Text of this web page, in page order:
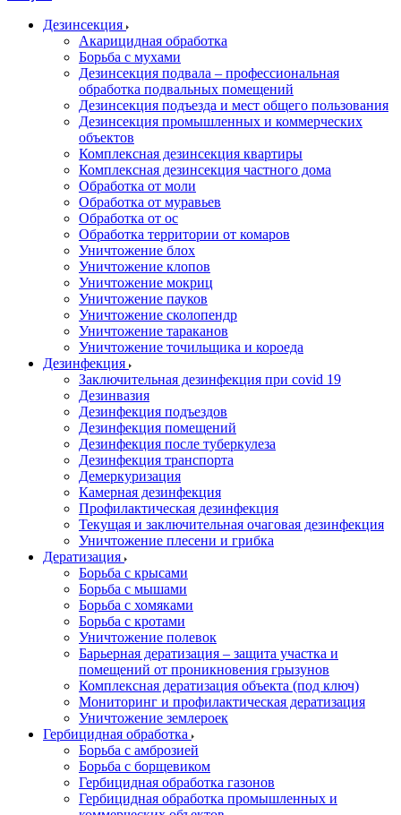
Дезинсекция
Акарицидная обработка
Борьба с мухами
Дезинсекция подвала – профессиональная
обработка подвальных помещений
Дезинсекция подъезда и мест общего пользования
Дезинсекция промышленных и коммерческих
объектов
Комплексная дезинсекция квартиры
Комплексная дезинсекция частного дома
Обработка от моли
Обработка от муравьев
Обработка от ос
Обработка территории от комаров
Уничтожение блох
Уничтожение клопов
Уничтожение мокриц
Уничтожение пауков
Уничтожение сколопендр
Уничтожение тараканов
Уничтожение точильщика и короеда
Дезинфекция
Заключительная дезинфекция при covid 19
Дезинвазия
Дезинфекция подъездов
Дезинфекция помещений
Дезинфекция после туберкулеза
Дезинфекция транспорта
Демеркуризация
Камерная дезинфекция
Профилактическая дезинфекция
Текущая и заключительная очаговая дезинфекция
Уничтожение плесени и грибка
Дератизация
Борьба с крысами
Борьба с мышами
Борьба с хомяками
Борьба с кротами
Уничтожение полевок
Барьерная дератизация – защита участка и
помещений от проникновения грызунов
Комплексная дератизация объекта (под ключ)
Мониторинг и профилактическая дератизация
Уничтожение землероек
Гербицидная обработка
Борьба с амброзией
Борьба с борщевиком
Гербицидная обработка газонов
Гербицидная обработка промышленных и